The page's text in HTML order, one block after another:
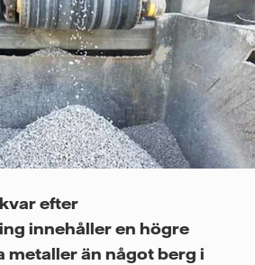
efter
innehåller en högre
metaller än något berg i